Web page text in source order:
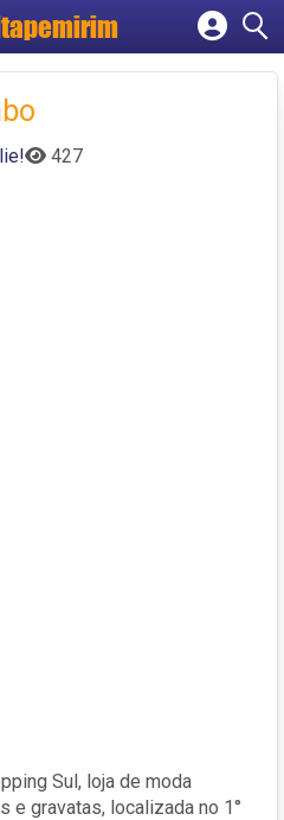
empresa
conta
427
Sul, loja de moda
e gravatas, localizada no 1°